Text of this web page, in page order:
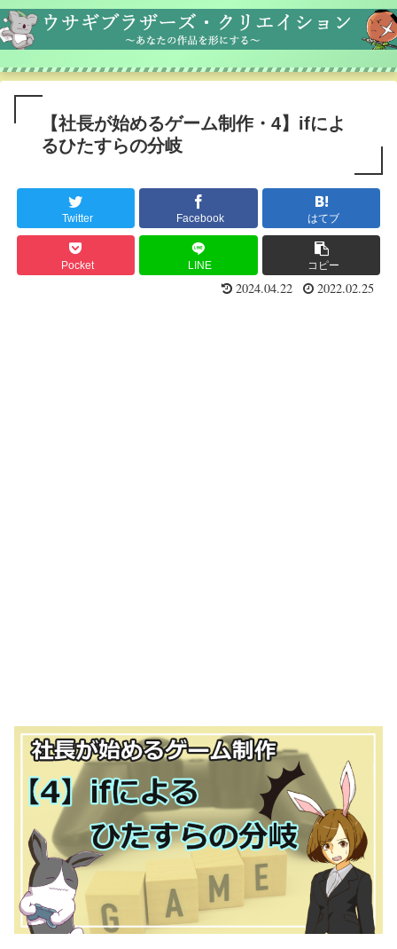
【社長が始めるゲーム制作・4】ifによ
るひたすらの分岐
Twitter Facebook はてブ
Pocket LINE コピー
2024.04.22 2022.02.25